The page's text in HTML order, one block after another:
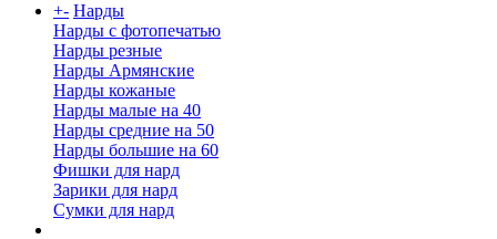
+- Нарды
Нарды с фотопечатью
Нарды резные
Нарды Армянские
Нарды кожаные
Нарды малые на 40
Нарды средние на 50
Нарды большие на 60
Фишки для нард
Зарики для нард
Сумки для нард